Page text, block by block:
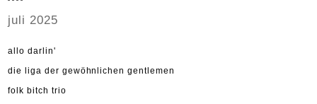
juli 2025
allo darlin'
die liga der gewöhnlichen gentlemen
folk bitch trio